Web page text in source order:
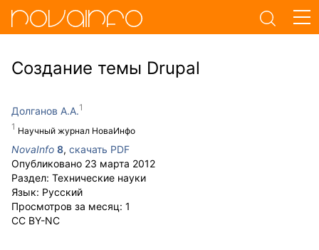
Создание темы Drupal
Долганов А.А.
Научный журнал НоваИнфо
NovaInfo 8, скачать PDF
Опубликовано 23 марта 2012
Раздел: Технические науки
Язык: Русский
Просмотров за месяц: 1
CC BY-NC